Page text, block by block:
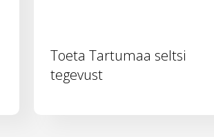
Toeta Tartumaa seltsi
tegevust